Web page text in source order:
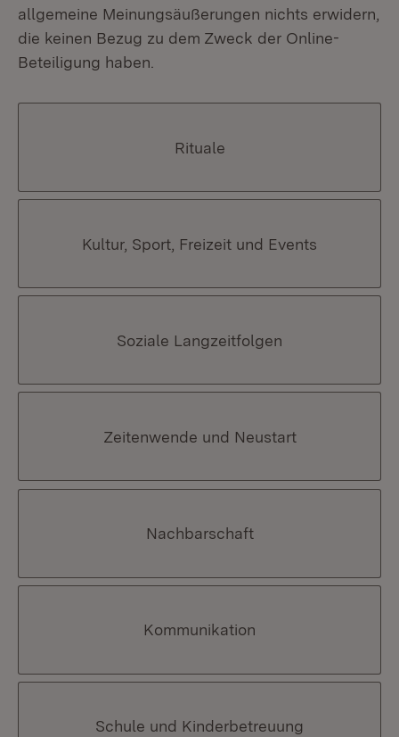
allgemeine Meinungsäußerungen nichts erwidern,
die keinen Bezug zu dem Zweck der Online-
Beteiligung haben.
Rituale
Kultur, Sport, Freizeit und Events
Soziale Langzeitfolgen
Zeitenwende und Neustart
Nachbarschaft
Kommunikation
Schule und Kinderbetreuung